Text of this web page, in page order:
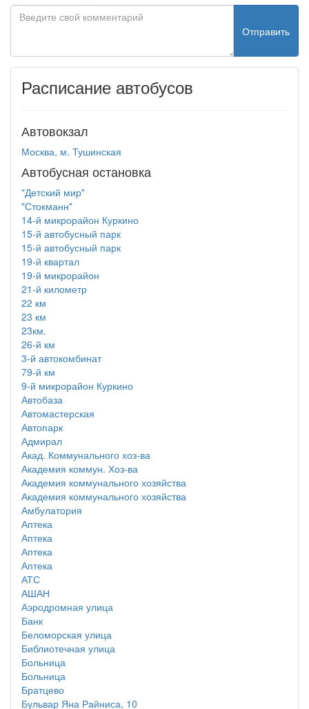
Отправить
Расписание автобусов
Автовокзал
Москва, м. Тушинская
Автобусная остановка
"Детский мир"
"Стокманн"
14-й микрорайон Куркино
15-й автобусный парк
15-й автобусный парк
19-й квартал
19-й микрорайон
21-й километр
22 км
23 км
23км.
26-й км
3-й автокомбинат
79-й км
9-й микрорайон Куркино
Автобаза
Автомастерская
Автопарк
Адмирал
Акад. Коммунального хоз-ва
Академия коммун. Хоз-ва
Академия коммунального хозяйства
Академия коммунального хозяйства
Амбулатория
Аптека
Аптека
Аптека
Аптека
АТС
АШАН
Аэродромная улица
Банк
Беломорская улица
Библиотечная улица
Больница
Больница
Братцево
Бульвар Яна Райниса, 10